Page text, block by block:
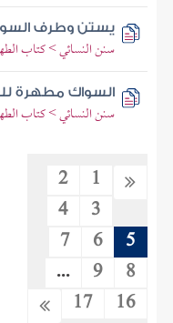
يستن وطرف
سنن النسائي > كتاب
السواك مطهرة
سنن النسائي > كتاب
1
2
3
4
5
6
7
8
9
...
16
17